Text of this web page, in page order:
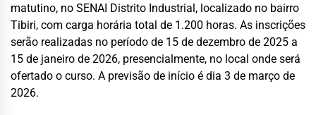
matutino, no SENAI Distrito Industrial, localizado no bairro
Tibiri, com carga horária total de 1.200 horas. As inscrições
serão realizadas no período de 15 de dezembro de 2025 a
15 de janeiro de 2026, presencialmente, no local onde será
ofertado o curso. A previsão de início é dia 3 de março de
2026.